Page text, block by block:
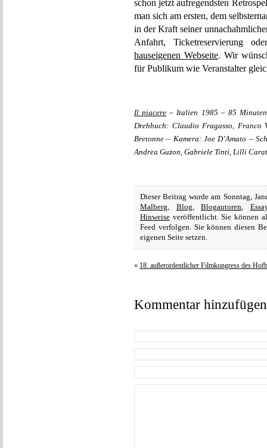
schon jetzt aufregendsten
man sich am ersten, dem
in der Kraft seiner
Anfahrt, Ticketreservierung
hauseigenen Webseite. Wir
für Publikum wie Veranstalter
Il piacere – Italien 1985 – 85 Minuten
Drehbuch: Claudio Fragasso, Franco
Bretonne – Kamera: Joe D’Amato –
Andrea Guzon, Gabriele Tinti, Lilli
Dieser Beitrag wurde am Sonntag,
Malberg, Blog, Blogautoren,
Hinweise veröffentlicht. Sie können
Feed verfolgen. Sie können diesen
eigenen Seite setzen.
« 18. außerordentlicher Filmkongress des
Kommentar hinzufügen